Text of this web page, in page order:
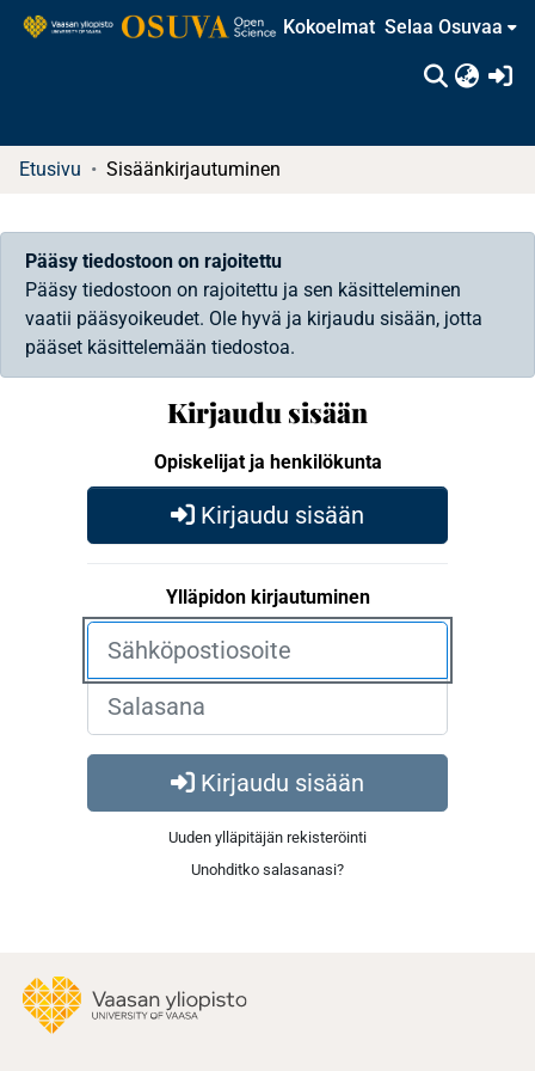
Kokoelmat Selaa Osuvaa
Etusivu Sisäänkirjautuminen
Pääsy tiedostoon on rajoitettu
Pääsy tiedostoon on rajoitettu ja sen käsitteleminen
vaatii pääsyoikeudet. Ole hyvä ja kirjaudu sisään, jotta
pääset käsittelemään tiedostoa.
Kirjaudu sisään
Opiskelijat ja henkilökunta
Kirjaudu sisään
Ylläpidon kirjautuminen
Kirjaudu sisään
Uuden ylläpitäjän rekisteröinti
Unohditko salasanasi?